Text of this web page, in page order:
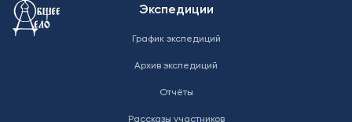
Меню в подвалеЭкспедиции
График экспедиций
Архив экспедиций
Отчёты
Рассказы участников